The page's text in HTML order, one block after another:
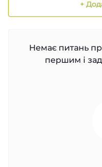
+
Немає питань
першим і